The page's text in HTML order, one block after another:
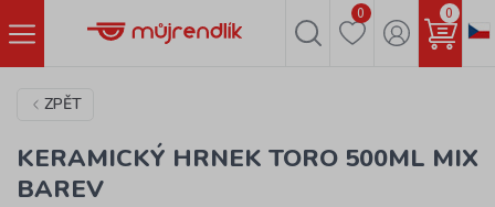
0 0
ZPĚT
KERAMICKÝ HRNEK TORO 500ML MIX
BAREV